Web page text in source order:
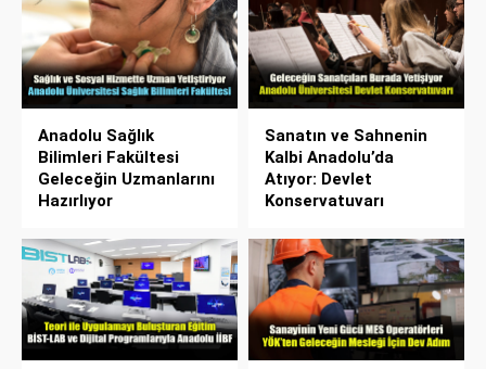
Anadolu Sağlık
Bilimleri Fakültesi
Geleceğin Uzmanlarını
Hazırlıyor
Sanatın ve Sahnenin
Kalbi Anadolu’da
Atıyor: Devlet
Konservatuvarı